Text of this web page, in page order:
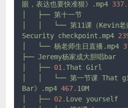
眼，表达也要快准狠》.mp4 337.
├── 第十一节
└── 第11课（Kevin老
Security checkpoint.mp4
└── 杨老师生日直播.mp4
├── Jeremy杨家成大胆唱bar
├── 01.That Girl
└── 第一节课 That
Bar》.mp4 467. 10M
├── 02. Love yourself